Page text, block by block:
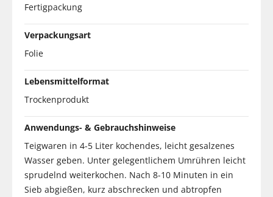
Fertigpackung
Verpackungsart
Folie
Lebensmittelformat
Trockenprodukt
Anwendungs- & Gebrauchshinweise
Teigwaren in 4-5 Liter kochendes, leicht gesalzenes
Wasser geben. Unter gelegentlichem Umrühren leicht
sprudelnd weiterkochen. Nach 8-10 Minuten in ein
Sieb abgießen, kurz abschrecken und abtropfen